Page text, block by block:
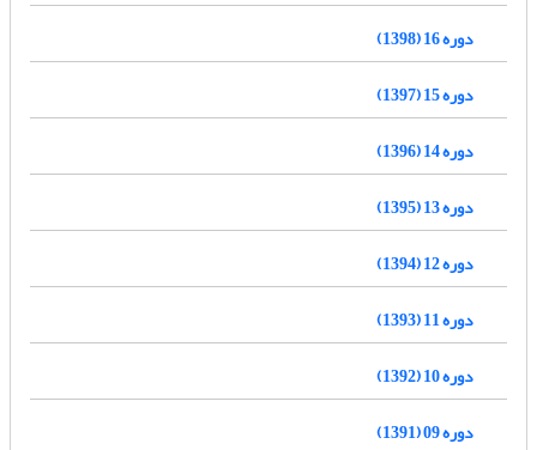
دوره 16 (1398)
دوره 15 (1397)
دوره 14 (1396)
دوره 13 (1395)
دوره 12 (1394)
دوره 11 (1393)
دوره 10 (1392)
دوره 09 (1391)